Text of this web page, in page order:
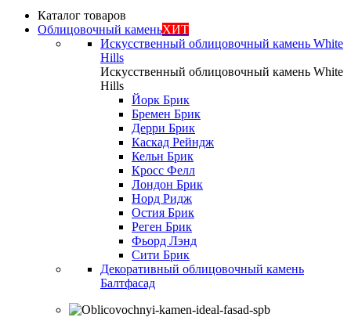
Каталог товаров
Облицовочный каменьХИТ
Искусственный облицовочный камень White
Hills
Искусственный облицовочный камень White
Hills
Йорк Брик
Бремен Брик
Дерри Брик
Каскад Рейндж
Кельн Брик
Кросс Фелл
Лондон Брик
Норд Ридж
Остия Брик
Реген Брик
Фьорд Лэнд
Сити Брик
Декоративный облицовочный камень
Балтфасад